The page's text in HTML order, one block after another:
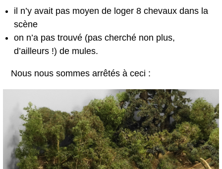
il n’y avait pas moyen de loger 8 chevaux dans la
scène
on n’a pas trouvé (pas cherché non plus,
d’ailleurs !) de mules.
Nous nous sommes arrêtés à ceci :